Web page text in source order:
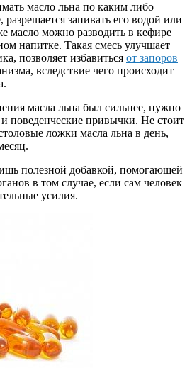
масло льна по каким либо
запивать его водой или
масло можно разводить в кефире
напитке. Такая смесь улучшает
позволяет избавиться от запоров
вследствие чего происходит
масла льна был сильнее, нужно
поведенческие привычки. Не стоит
ложки масла льна в день,
полезной добавкой, помогающей
в том случае, если сам человек
усилия.